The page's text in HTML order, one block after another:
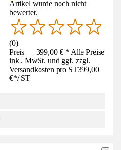
Artikel wurde noch nicht
bewertet.
(0)
Preis — 399,00 € * Alle Preise
inkl. MwSt. und ggf. zzgl.
Versandkosten pro ST399,00
€*/ ST